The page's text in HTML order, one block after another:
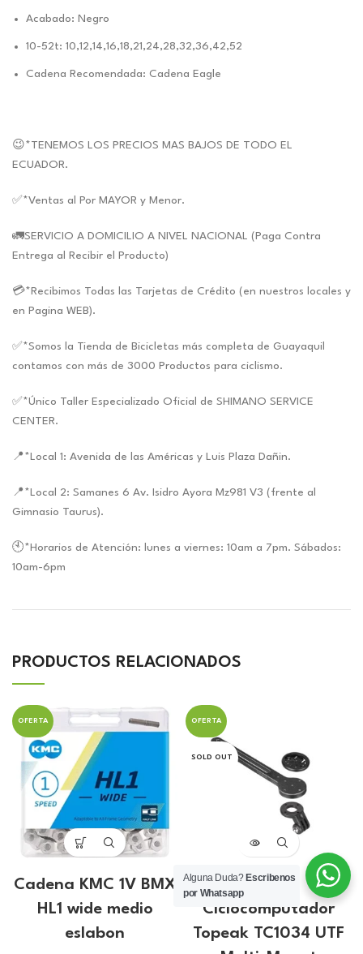
Acabado: Negro
10-52t: 10,12,14,16,18,21,24,28,32,36,42,52
Cadena Recomendada: Cadena Eagle
😉*TENEMOS LOS PRECIOS MAS BAJOS DE TODO EL
ECUADOR.
✅*Ventas al Por MAYOR y Menor.
🚛SERVICIO A DOMICILIO A NIVEL NACIONAL (Paga Contra
Entrega al Recibir el Producto)
💳*Recibimos Todas las Tarjetas de Crédito (en nuestros locales y
en Pagina WEB).
✅*Somos la Tienda de Bicicletas más completa de Guayaquil
contamos con más de 3000 Productos para ciclismo.
✅*Único Taller Especializado Oficial de SHIMANO SERVICE
CENTER.
📍*Local 1: Avenida de las Américas y Luis Plaza Dañin.
📍*Local 2: Samanes 6 Av. Isidro Ayora Mz981 V3 (frente al
Gimnasio Taurus).
🕙*Horarios de Atención: lunes a viernes: 10am a 7pm. Sábados:
10am-6pm
PRODUCTOS RELACIONADOS
OFERTA
Cadena KMC 1V BMX
HL1 wide medio
eslabon
OFERTA
SOLD OUT
Base
Ciclocomputador
Topeak TC1034 UTF
Alguna Duda? Escribenos
por Whatsapp